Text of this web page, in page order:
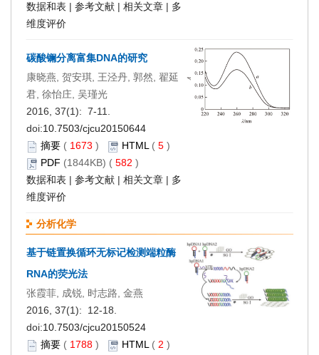
数据和表 | 参考文献 | 相关文章 | 多
维度评价
碳酸镧分离富集DNA的研究
康晓燕, 贺安琪, 王泾丹, 郭然, 翟延
君, 徐怡庄, 吴瑾光
2016, 37(1): 7-11.
doi:10.7503/cjcu20150644
摘要 ( 1673 ) HTML( 5 )
PDF (1844KB) ( 582 )
数据和表 | 参考文献 | 相关文章 | 多
维度评价
分析化学
基于链置换循环无标记检测端粒酶
RNA的荧光法
张霞菲, 成锐, 时志路, 金燕
2016, 37(1): 12-18.
doi:10.7503/cjcu20150524
摘要 ( 1788 ) HTML( 2 )